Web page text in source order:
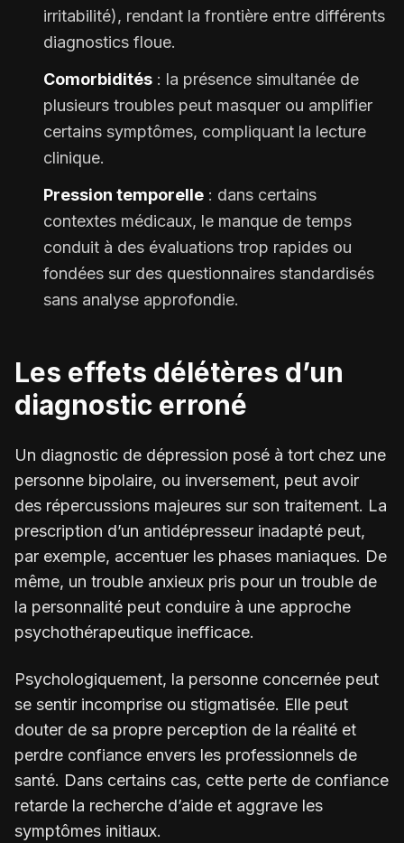
irritabilité), rendant la frontière entre différents
diagnostics floue.
Comorbidités : la présence simultanée de
plusieurs troubles peut masquer ou amplifier
certains symptômes, compliquant la lecture
clinique.
Pression temporelle : dans certains
contextes médicaux, le manque de temps
conduit à des évaluations trop rapides ou
fondées sur des questionnaires standardisés
sans analyse approfondie.
Les effets délétères d’un
diagnostic erroné
Un diagnostic de dépression posé à tort chez une
personne bipolaire, ou inversement, peut avoir
des répercussions majeures sur son traitement. La
prescription d’un antidépresseur inadapté peut,
par exemple, accentuer les phases maniaques. De
même, un trouble anxieux pris pour un trouble de
la personnalité peut conduire à une approche
psychothérapeutique inefficace.
Psychologiquement, la personne concernée peut
se sentir incomprise ou stigmatisée. Elle peut
douter de sa propre perception de la réalité et
perdre confiance envers les professionnels de
santé. Dans certains cas, cette perte de confiance
retarde la recherche d’aide et aggrave les
symptômes initiaux.